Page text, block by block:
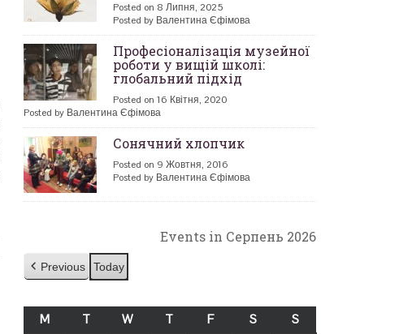
Posted on 8 Липня, 2025
Posted by Валентина Єфімова
Професіоналізація музейної
роботи у вищій школі:
глобальний підхід
Posted on 16 Квітня, 2020
Posted by Валентина Єфімова
Сонячний хлопчик
Posted on 9 Жовтня, 2016
Posted by Валентина Єфімова
Events in Серпень 2026
Previous Today
MПОНЕДІЛОК
TВІВТОРОК
WСЕРЕДА
TЧЕТВЕР
FП’ЯТНИЦЯ
SСУБОТА
SНЕДІЛЯ